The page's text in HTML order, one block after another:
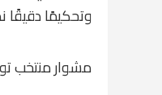
وتحكيمًا دقيقًا
مشوار منتخب